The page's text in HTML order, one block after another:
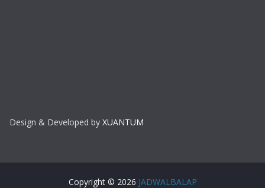
Design & Developed by XUANTUM
Copyright © 2026 JADWALBALAP